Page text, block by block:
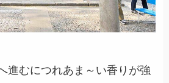
進むにつれあま～い香りが強